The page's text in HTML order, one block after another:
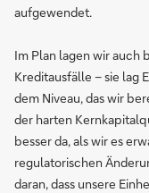
aufgewendet.
Im Plan lagen wir auch
Kreditausfälle – sie lag
dem Niveau, das wir
der harten
besser da, als wir es
regulatorischen
daran, dass unsere